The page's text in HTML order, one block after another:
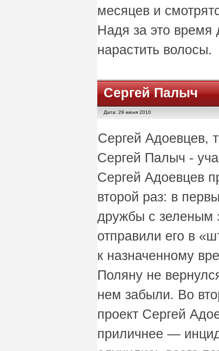
месяцев и
Надя за это время
нарастить волосы.
Сергей Палыч
Дата: 29 июня 2010
Сергей Адоевцев,
Сергей Палыч -
Сергей Адоевцев
второй раз: в
дружбы с зеленым
отправили его в
к назначенному
Поляну не
нем забыли. Во
проект Сергей
приличнее —